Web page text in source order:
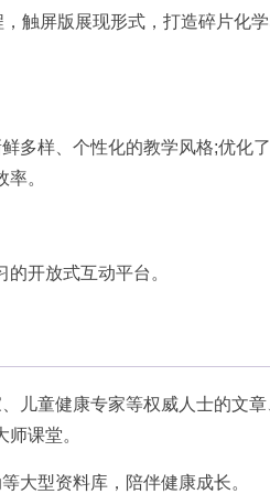
触屏版展现形式，打造碎片化
多样、个性化的教学风格;优化
。
开放式互动平台。
儿童健康专家等权威人士的文
课堂。
大型资料库，陪伴健康成长。